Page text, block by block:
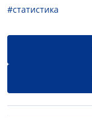
#статистика